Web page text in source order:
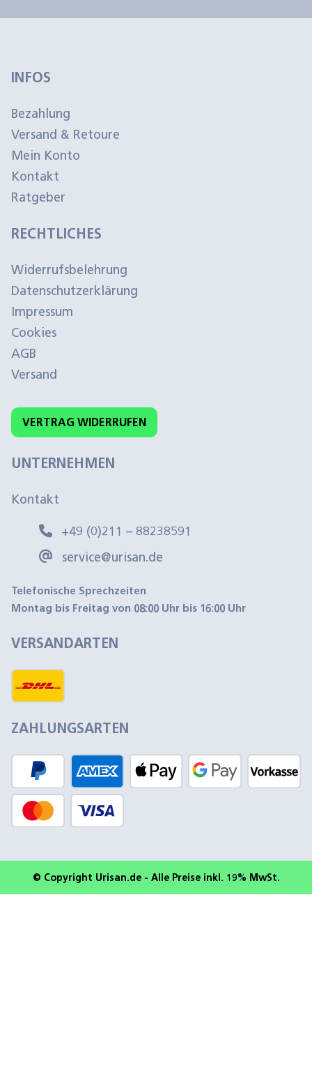
INFOS
Bezahlung
Versand & Retoure
Mein Konto
Kontakt
Ratgeber
RECHTLICHES
Widerrufsbelehrung
Datenschutzerklärung
Impressum
Cookies
AGB
Versand
VERTRAG WIDERRUFEN
UNTERNEHMEN
Kontakt
+49 (0)211 – 88238591
service@urisan.de
Telefonische Sprechzeiten
Montag bis Freitag von 08:00 Uhr bis 16:00 Uhr
VERSANDARTEN
ZAHLUNGSARTEN
© Copyright Urisan.de - Alle Preise inkl. 19% MwSt.